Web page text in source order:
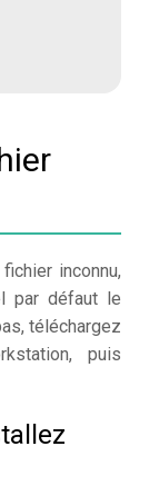
inconnu,
par défaut le
téléchargez
puis